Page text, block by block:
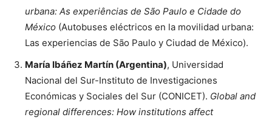
urbana: As experiências de São Paulo e Cidade do
México (Autobuses eléctricos en la movilidad urbana:
Las experiencias de São Paulo y Ciudad de México).
María Ibáñez Martín (Argentina), Universidad
Nacional del Sur-Instituto de Investigaciones
Económicas y Sociales del Sur (CONICET). Global and
regional differences: How institutions affect